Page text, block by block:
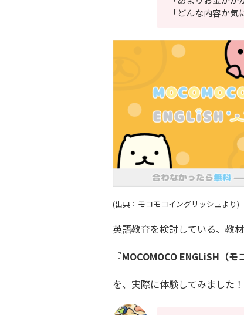
「どんな内容か気
(出典：モコモコイングリッシュより)
英語教育を検討している、教
『MOCOMOCO ENGLiSH（
を、実際に体験してみました！